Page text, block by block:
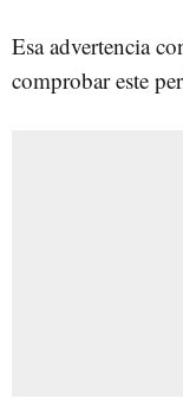
Esa advertencia
comprobar este